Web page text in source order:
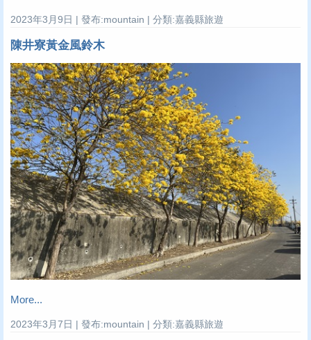
2023年3月9日 | 發布:mountain | 分類:嘉義縣旅遊
陳井寮黃金風鈴木
More...
2023年3月7日 | 發布:mountain | 分類:嘉義縣旅遊